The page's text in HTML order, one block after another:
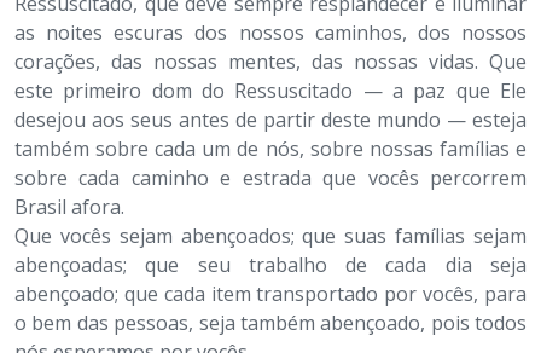
as noites escuras dos nossos caminhos, dos nossos
corações, das nossas mentes, das nossas vidas. Que
este primeiro dom do Ressuscitado — a paz que Ele
desejou aos seus antes de partir deste mundo — esteja
também sobre cada um de nós, sobre nossas famílias e
sobre cada caminho e estrada que vocês percorrem
Brasil afora.
Que vocês sejam abençoados; que suas famílias sejam
abençoadas; que seu trabalho de cada dia seja
abençoado; que cada item transportado por vocês, para
o bem das pessoas, seja também abençoado, pois todos